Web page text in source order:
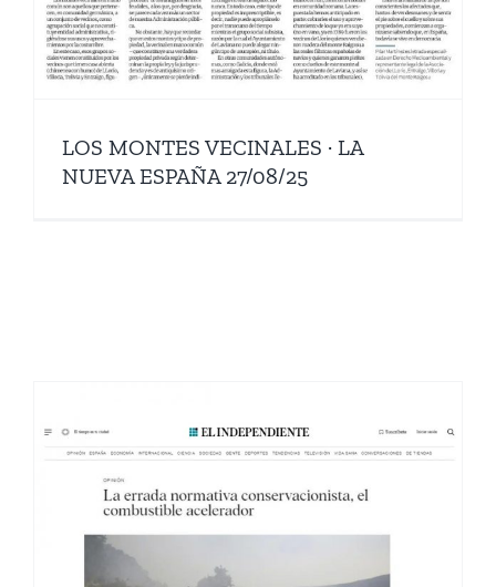
LOS MONTES VECINALES · LA
NUEVA ESPAÑA 27/08/25